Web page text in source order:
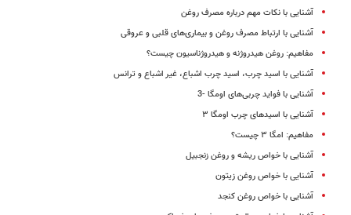
آشنایی با نکات مهم درباره مصرف روغن
آشنایی با ارتباط مصرف روغن و بیماری‌های قلبی و عروقی
مفاهیم: روغن هیدروژنه و هیدروژناسیون چیست؟
آشنایی با اسید چرب، اسید چرب اشباع، غیر اشباع و ترانس
آشنایی با فواید چربی‌های اومگا -3
آشنایی با اسیدهای چرب اومگا ۳
مفاهیم: امگا ‌۳ چیست؟
آشنایی با خواص ریشه و روغن زنجبیل
آشنایی با خواص روغن زیتون
آشنایی با خواص روغن کنجد